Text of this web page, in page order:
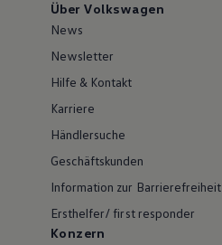
Über Volkswagen
News
Newsletter
Hilfe & Kontakt
Karriere
Händlersuche
Geschäftskunden
Information zur Barrierefreiheit
Ersthelfer/ first responder
Konzern